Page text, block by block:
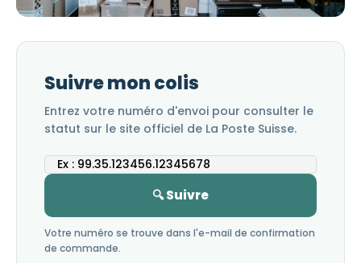
Suivre mon colis
Entrez votre numéro d'envoi pour consulter le
statut sur le site officiel de La Poste Suisse.
🔍 Suivre
Votre numéro se trouve dans l'e-mail de confirmation
de commande.